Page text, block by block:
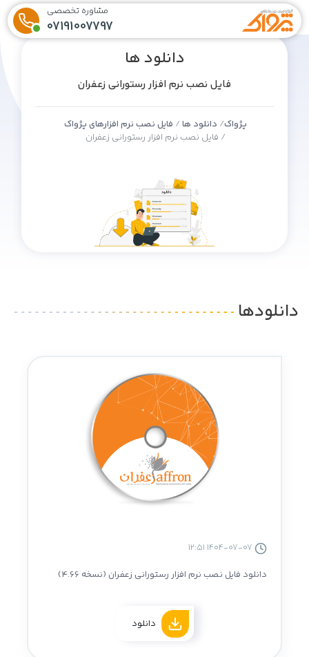
مشاوره تخصصی
07191007797
دانلود ها
فایل نصب نرم افزار رستورانی زعفران
پژواک دانلود ها
فایل نصب نرم افزارهای پژواک
فایل نصب نرم افزار رستورانی زعفران
دانلودها
دانلود فایل نصب نرم افزار رستورانی زعفران (نسخه 4.66)
دانلود